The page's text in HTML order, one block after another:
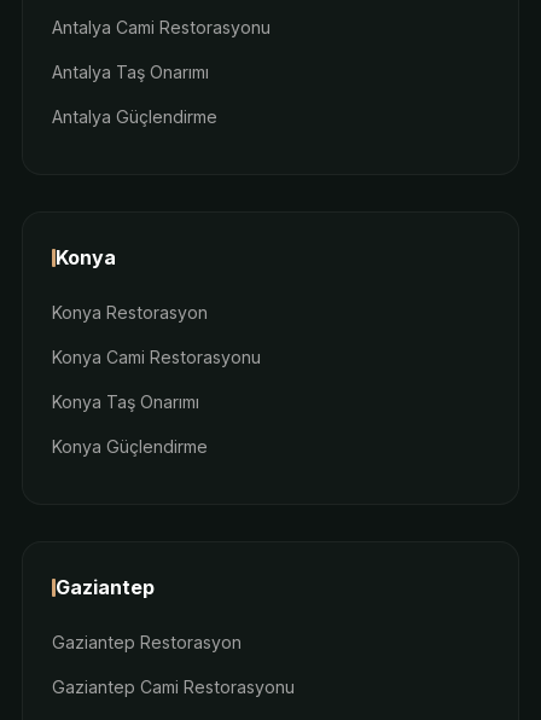
Antalya Cami Restorasyonu
Antalya Taş Onarımı
Antalya Güçlendirme
Konya
Konya Restorasyon
Konya Cami Restorasyonu
Konya Taş Onarımı
Konya Güçlendirme
Gaziantep
Gaziantep Restorasyon
Gaziantep Cami Restorasyonu